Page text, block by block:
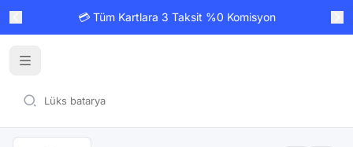
💳 Tüm Kartlara 3 Taksit %0 Komisyon